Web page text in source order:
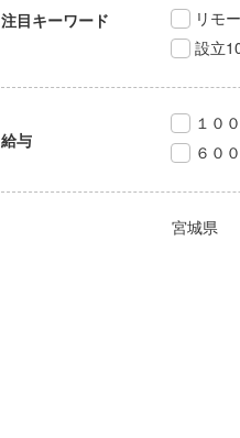
注目キーワード
リモ
設立
給与
１０
６０
宮城県